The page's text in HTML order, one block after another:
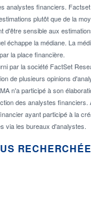
analystes financiers.
plutôt que de la
d'être sensible aux
échappe la médiane. La
la place financière.
par la société FactSet
de plusieurs opinions
n'a participé à son
des analystes financiers.
ayant participé à la
via les bureaux d'analystes.